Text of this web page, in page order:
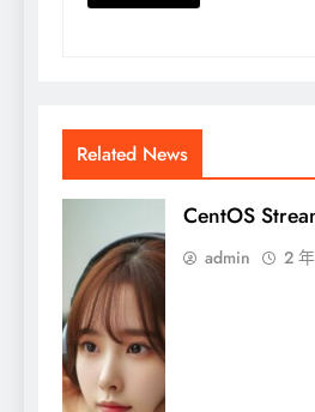
Related News
CentOS
admin 2